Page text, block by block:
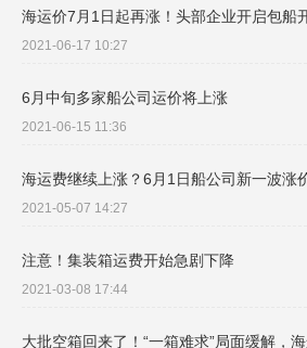
海运价7月1日起再涨！头部企业开启包船
2021-06-17 10:27
6月中旬多家船公司运价将上涨
2021-06-15 11:36
海运费继续上涨？6月1日船公司新一波涨
2021-05-07 14:27
注意！集装箱运费开始急剧下降
2021-03-08 17:44
大批空箱回来了！“一箱难求”局面缓解，